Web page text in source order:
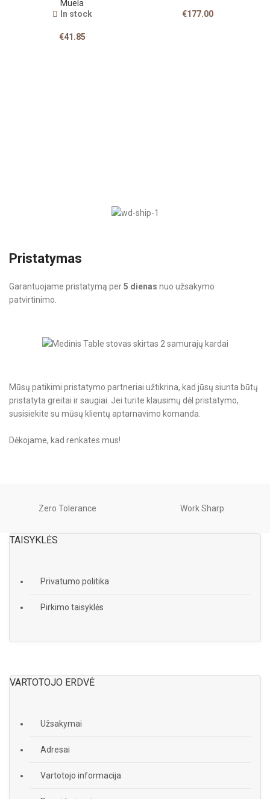
Muela
In stock
€41.85
€177.00
Pristatymas
Garantuojame pristatymą per5 dienas nuo užsakymo
patvirtinimo.
Mūsų patikimi pristatymo partneriai užtikrina, kad jūsų siunta būtų
pristatyta greitai ir saugiai. Jei turite klausimų dėl pristatymo,
susisiekite su mūsų klientų aptarnavimo komanda.
Dėkojame, kad renkates mus!
Zero Tolerance Work Sharp
TAISYKLĖS
Privatumo politika
Pirkimo taisyklės
VARTOTOJO ERDVĖ
Užsakymai
Adresai
Vartotojo informacija